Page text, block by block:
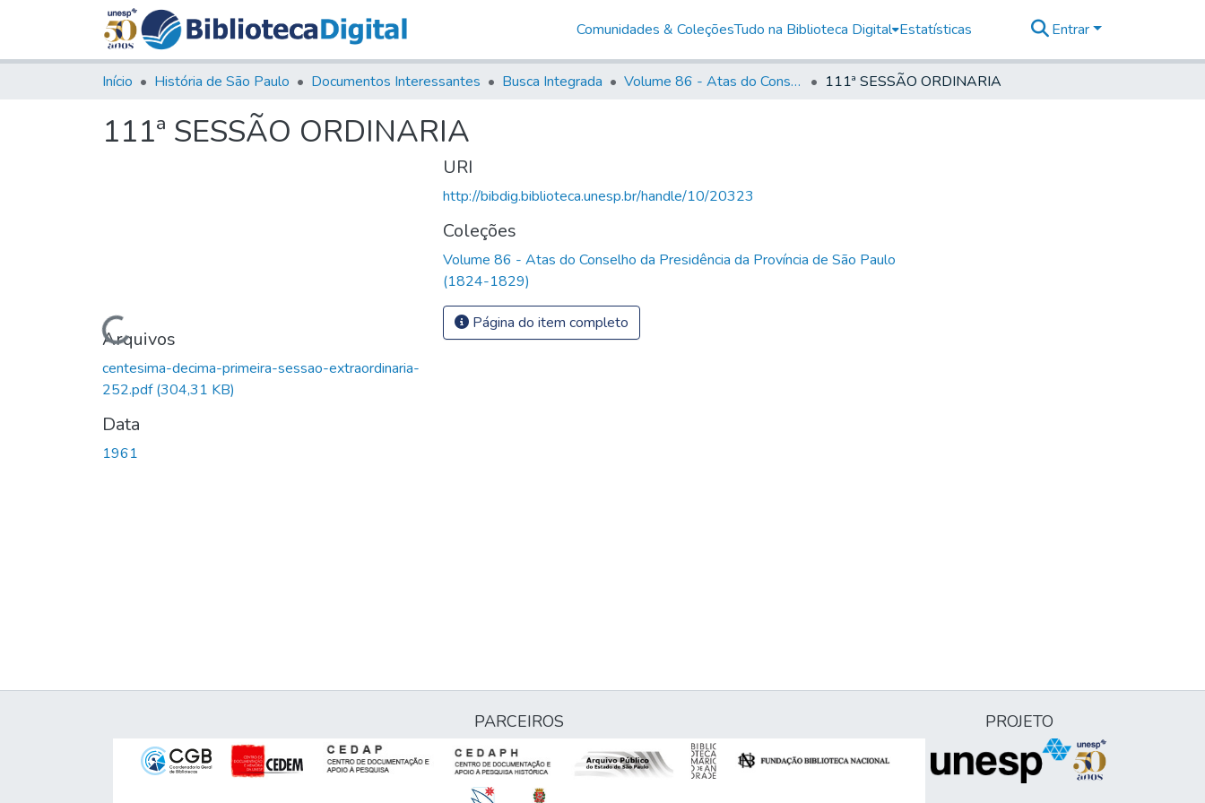
Comunidades & ColeçõesTudo na Biblioteca Digital Estatísticas Entrar
Início História de São Paulo Documentos Interessantes Busca Integrada Volume 86 - Atas do Conselho da Presidência da Província de São Paulo (1824-1829) 111ª SESSÃO ORDINARIA
111ª SESSÃO ORDINARIA
Carregando...
Arquivos
centesima-decima-primeira-sessao-extraordinaria-
252.pdf(304,31 KB)
Data
1961
URI
http://bibdig.biblioteca.unesp.br/handle/10/20323
Coleções
Volume 86 - Atas do Conselho da Presidência da Província de São Paulo
(1824-1829)
Página do item completo
PARCEIROS PROJETO